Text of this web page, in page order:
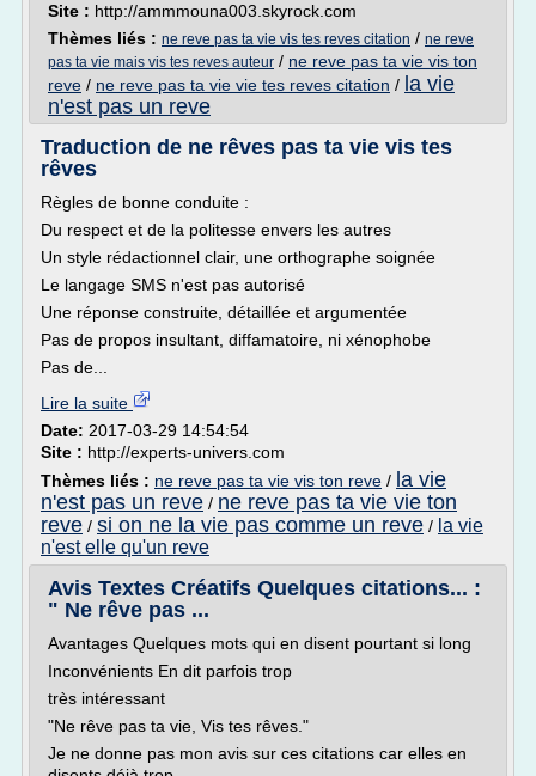
Site : http://ammmouna003.skyrock.com
Thèmes liés : ne reve pas ta vie vis tes reves citation / ne reve
pas ta vie mais vis tes reves auteur / ne reve pas ta vie vis ton
reve / ne reve pas ta vie vie tes reves citation / la vie
n'est pas un reve
Traduction de ne rêves pas ta vie vis tes
rêves
Règles de bonne conduite :
Du respect et de la politesse envers les autres
Un style rédactionnel clair, une orthographe soignée
Le langage SMS n'est pas autorisé
Une réponse construite, détaillée et argumentée
Pas de propos insultant, diffamatoire, ni xénophobe
Pas de...
Lire la suite
Date: 2017-03-29 14:54:54
Site : http://experts-univers.com
Thèmes liés : ne reve pas ta vie vis ton reve / la vie
n'est pas un reve / ne reve pas ta vie vie ton
reve / si on ne la vie pas comme un reve / la vie
n'est elle qu'un reve
Avis Textes Créatifs Quelques citations... :
" Ne rêve pas ...
Avantages Quelques mots qui en disent pourtant si long
Inconvénients En dit parfois trop
très intéressant
"Ne rêve pas ta vie, Vis tes rêves."
Je ne donne pas mon avis sur ces citations car elles en